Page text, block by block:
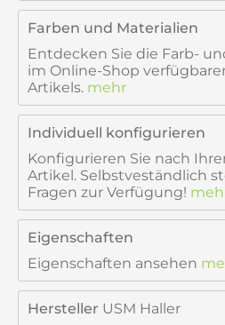
Farben und Materialien
Entdecken Sie die Farb-
im Online-Shop
Artikels. mehr
Individuell konfigurieren
Konfigurieren Sie nach
Artikel. Selbstveständlich
Fragen zur Verfügung!
Eigenschaften
Eigenschaften ansehen
Hersteller USM Haller